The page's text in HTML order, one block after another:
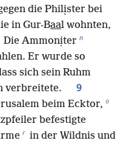
die Philịster bei
in Gur-Baal wohnten,
Die Ammonịter n
Er wurde so
sich sein Ruhm
verbreitete.
9
beim Ecktor, o
befestigte
r in der Wildnis und